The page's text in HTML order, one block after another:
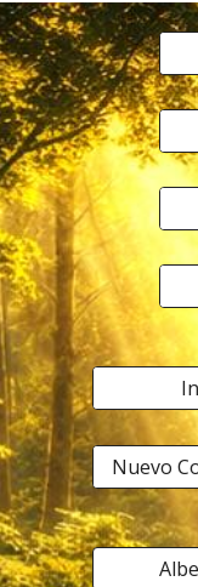
Nuevo